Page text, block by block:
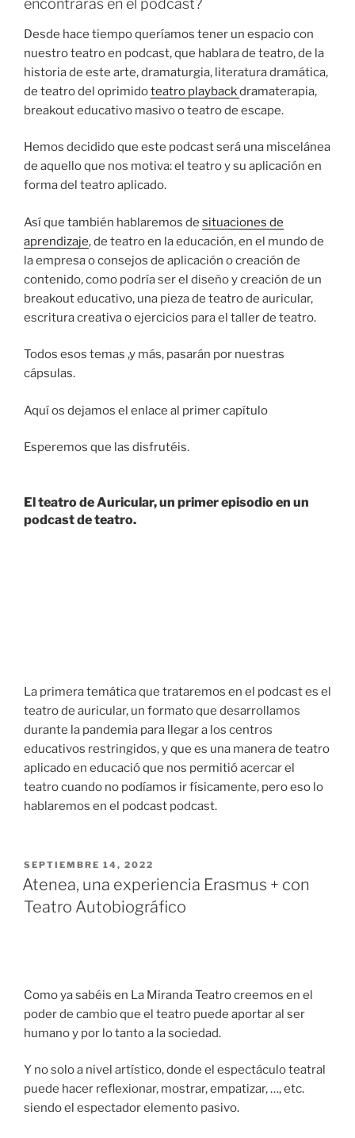
encontrarás en el podcast?
Desde hace tiempo queríamos tener un espacio con
nuestro teatro en podcast, que hablara de teatro, de la
historia de este arte, dramaturgia, literatura dramática,
de teatro del oprimidoteatro playbackdramaterapia,
breakout educativo masivo o teatro de escape.
Hemos decidido que este podcast será una miscelánea
de aquello que nos motiva: el teatro y su aplicación en
forma del teatro aplicado.
Así que también hablaremos de situaciones de
aprendizaje, de teatro en la educación, en el mundo de
la empresa o consejos de aplicación o creación de
contenido, como podría ser el diseño y creación de un
breakout educativo, una pieza de teatro de auricular,
escritura creativa o ejercicios para el taller de teatro.
Todos esos temas ,y más, pasarán por nuestras
cápsulas.
Aquí os dejamos el enlace al primer capítulo
Esperemos que las disfrutéis.
El teatro de Auricular, un primer episodio en un
podcast de teatro.
La primera temática que trataremos en el podcast es el
teatro de auricular, un formato que desarrollamos
durante la pandemia para llegar a los centros
educativos restringidos, y que es una manera de teatro
aplicado en educació que nos permitió acercar el
teatro cuando no podíamos ir físicamente, pero eso lo
hablaremos en el podcast podcast.
SEPTIEMBRE 14, 2022
Atenea, una experiencia Erasmus + con
Teatro Autobiográfico
Como ya sabéis en La Miranda Teatro creemos en el
poder de cambio que el teatro puede aportar al ser
humano y por lo tanto a la sociedad.
Y no solo a nivel artístico, donde el espectáculo teatral
puede hacer reflexionar, mostrar, empatizar, …, etc.
siendo el espectador elemento pasivo.